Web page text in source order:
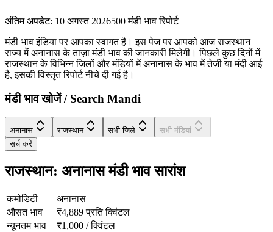
अंतिम अपडेट: 10 अगस्त 2026500 मंडी भाव रिपोर्ट
मंडी भाव इंडिया पर आपका स्वागत है। इस पेज पर आपको आज राजस्थान
राज्य में अनानास के ताज़ा मंडी भाव की जानकारी मिलेगी। पिछले कुछ दिनों में
राजस्थान के विभिन्न जिलों और मंडियों में अनानास के भाव में तेजी या मंदी आई
है, इसकी विस्तृत रिपोर्ट नीचे दी गई है।
मंडी भाव खोजें / Search Mandi
अनानास राजस्थान सभी जिले
सभी मंडियां
सर्च करें
राजस्थान: अनानास मंडी भाव सारांश
कमोडिटी
अनानास
औसत भाव
₹4,889 प्रति क्विंटल
न्यूनतम भाव
₹1,000 /क्विंटल